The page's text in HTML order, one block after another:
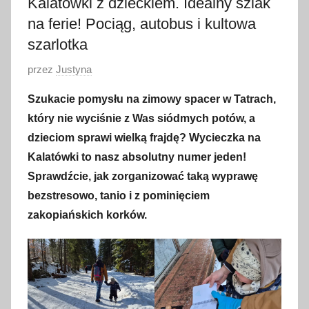
na ferie! Pociąg, autobus i kultowa
szarlotka
O
u
b
l
i
k
o
w
n
o
1
8
przez Justyna
Szukacie pomysłu na zimowy spacer w Tatrach,
który nie wyciśnie z Was siódmych potów, a
dzieciom sprawi wielką frajdę? Wycieczka na
Kalatówki to nasz absolutny numer jeden!
Sprawdźcie, jak zorganizować taką wyprawę
bezstresowo, tanio i z pominięciem
zakopiańskich korków.